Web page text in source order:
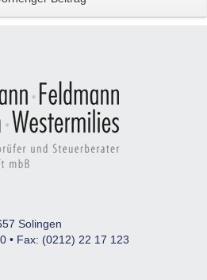
Solingen
• Fax: (0212) 22 17 123